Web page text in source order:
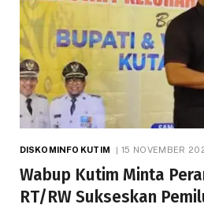
DISKOMINFO KUTIM 15 NOVEMBER
Wabup Kutim Minta
RT/RW Sukseskan